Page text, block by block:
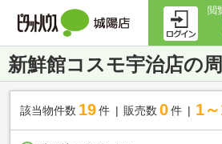
閲
新鮮館コスモ宇治店の
該当物件数 19件 販売数 0 件 1